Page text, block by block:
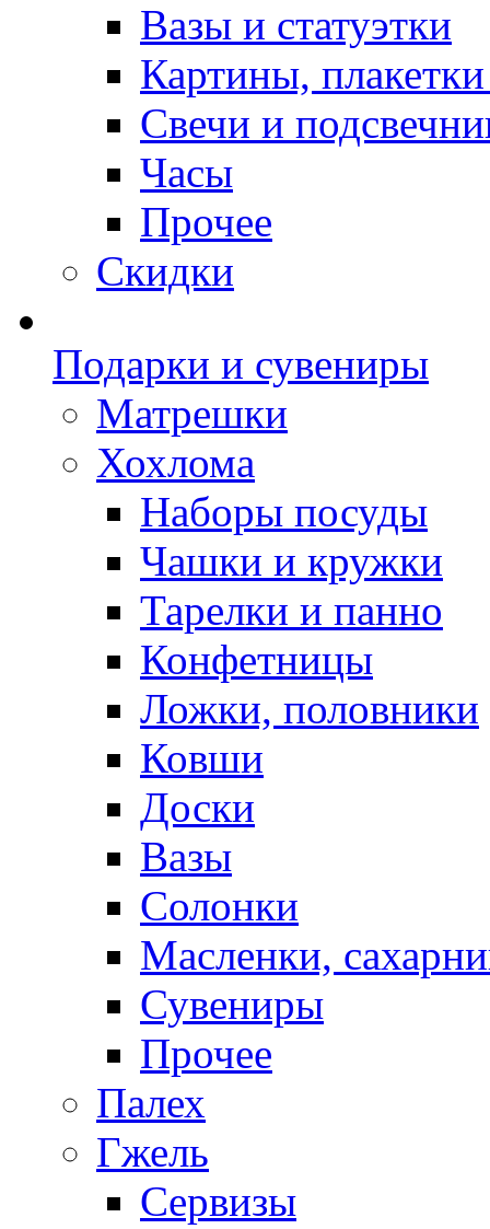
Вазы и статуэтки
Картины,
Свечи и
Часы
Прочее
Скидки
Подарки и сувениры
Матрешки
Хохлома
Наборы посуды
Чашки и кружки
Тарелки и панно
Конфетницы
Ложки, половники
Ковши
Доски
Вазы
Солонки
Масленки,
Сувениры
Прочее
Палех
Гжель
Сервизы